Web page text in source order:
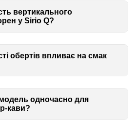
вертикального
у Sirio Q?
обертів впливає на смак
одночасно для
кави?